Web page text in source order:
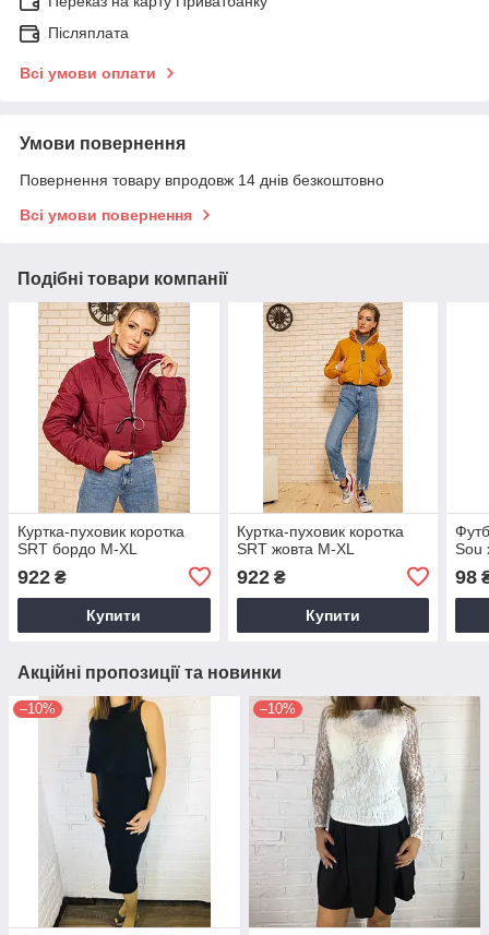
Післяплата
Всі умови оплати
Умови повернення
Повернення товару впродовж 14 днів безкоштовно
Всі умови повернення
Подібні товари компанії
Куртка-пуховик коротка
SRT бордо M-XL
922 ₴
Купити
Куртка-пуховик коротка
SRT жовта M-XL
922₴
Купити
Sou
98
Акційні пропозиції та новинки
–10% –10%